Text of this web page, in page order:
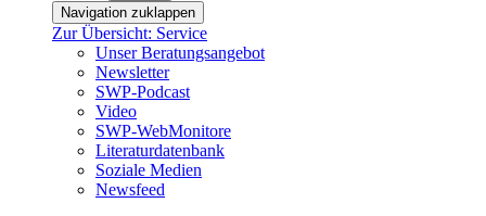
Navigation zuklappen
Zur Übersicht: Service
Unser Beratungsangebot
Newsletter
SWP-Podcast
Video
SWP-WebMonitore
Literaturdatenbank
Soziale Medien
Newsfeed